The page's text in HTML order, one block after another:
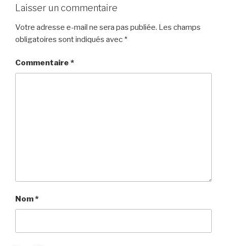
Laisser un commentaire
Votre adresse e-mail ne sera pas publiée. Les champs
obligatoires sont indiqués avec *
Commentaire *
Nom*